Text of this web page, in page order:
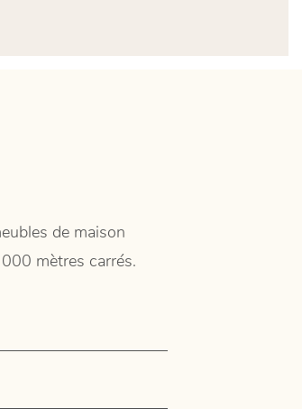
de maison
mètres carrés.